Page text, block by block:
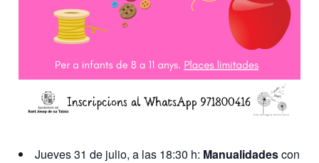
Jueves 31 de julio, a las 18:30 h: Manualidadescon